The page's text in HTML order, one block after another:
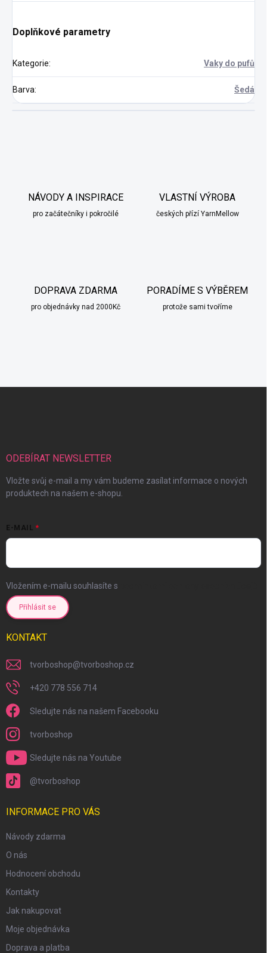
Doplňkové parametry
Kategorie: Vaky do pufů
Barva: Šedá
NÁVODY A INSPIRACE
pro začátečníky i pokročilé
VLASTNÍ VÝROBA
českých přízí YarnMellow
DOPRAVA ZDARMA
pro objednávky nad 2000Kč
PORADÍME S VÝBĚREM
protože sami tvoříme
ODEBÍRAT NEWSLETTER
Vložte svůj e-mail a my vám budeme zasílat informace o nových
produktech na našem e-shopu.
E-MAIL
Vložením e-mailu souhlasíte s
Přihlásit se
KONTAKT
tvorboshop@tvorboshop.cz
+420 778 556 714
Sledujte nás na našem Facebooku
tvorboshop
Sledujte nás na Youtube
@tvorboshop
INFORMACE PRO VÁS
Návody zdarma
O nás
Hodnocení obchodu
Kontakty
Jak nakupovat
Moje objednávka
Doprava a platba